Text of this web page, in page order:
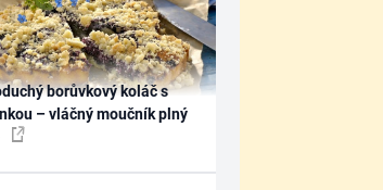
borůvkový koláč s
– vláčný moučník plný